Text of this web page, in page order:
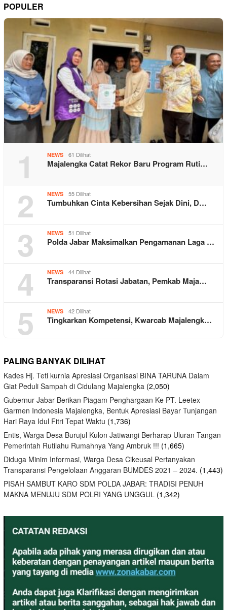
POPULER
1 NEWS 61 Dilihat
Majalengka Catat Rekor Baru Program Ruti…
2 NEWS 55 Dilihat
Tumbuhkan Cinta Kebersihan Sejak Dini, D…
3 NEWS 51 Dilihat
Polda Jabar Maksimalkan Pengamanan Laga …
4 NEWS 44 Dilihat
Transparansi Rotasi Jabatan, Pemkab Maja…
5 NEWS 42 Dilihat
Tingkarkan Kompetensi, Kwarcab Majalengk…
PALING BANYAK DILIHAT
Kades Hj. Teti kurnia Apresiasi Organisasi BINA TARUNA Dalam
Giat Peduli Sampah di Cidulang Majalengka (2,050)
Gubernur Jabar Berikan Piagam Penghargaan Ke PT. Leetex
Garmen Indonesia Majalengka, Bentuk Apresiasi Bayar Tunjangan
Hari Raya Idul Fitri Tepat Waktu (1,736)
Entis, Warga Desa Burujul Kulon Jatiwangi Berharap Uluran Tangan
Pemerintah Rutilahu Rumahnya Yang Ambruk !!! (1,665)
Diduga Minim Informasi, Warga Desa Cikeusal Pertanyakan
Transparansi Pengelolaan Anggaran BUMDES 2021 – 2024. (1,443)
PISAH SAMBUT KARO SDM POLDA JABAR: TRADISI PENUH
MAKNA MENUJU SDM POLRI YANG UNGGUL (1,342)